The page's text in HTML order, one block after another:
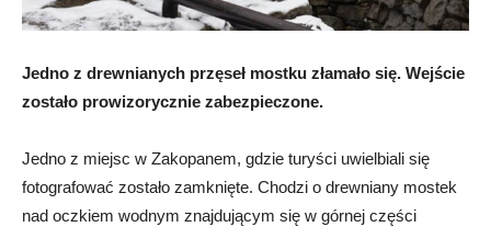
Jedno z drewnianych przęseł mostku złamało się. Wejście
zostało prowizorycznie zabezpieczone.
Jedno z miejsc w Zakopanem, gdzie turyści uwielbiali się
fotografować zostało zamknięte. Chodzi o drewniany mostek
nad oczkiem wodnym znajdującym się w górnej części